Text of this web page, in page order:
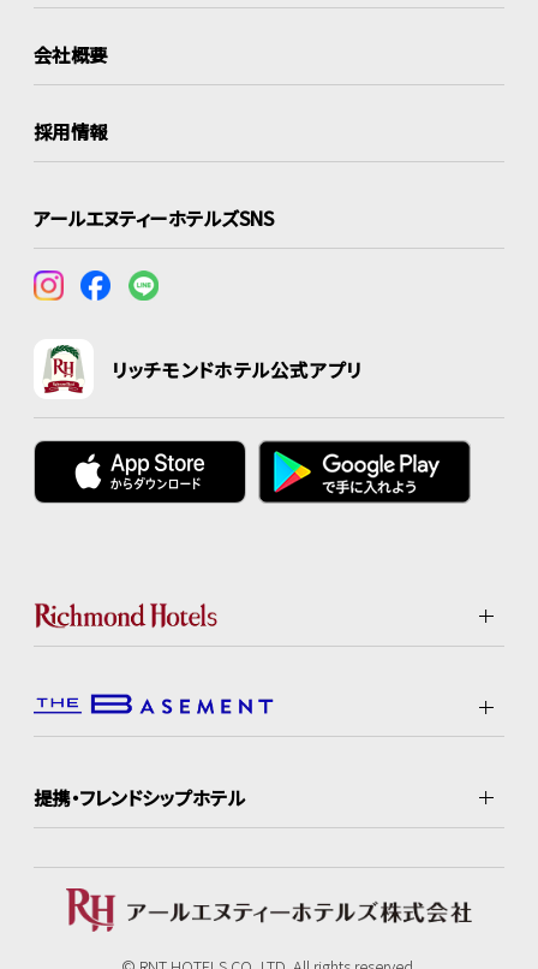
会社概要
採用情報
アールエヌティーホテルズSNS
リッチモンドホテル公式アプリ
提携・フレンドシップホテル